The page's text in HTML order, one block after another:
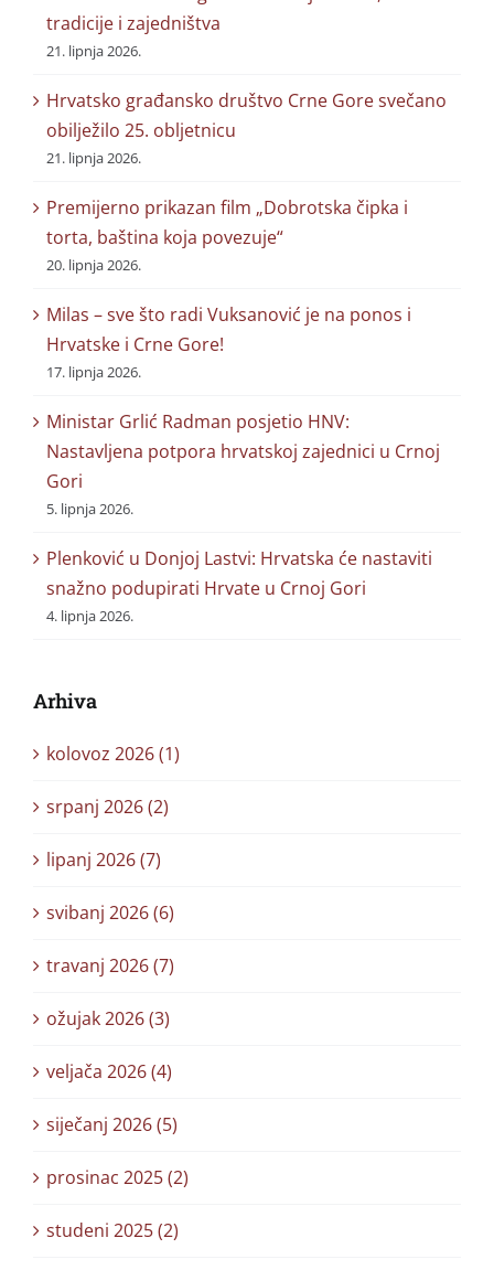
tradicije i zajedništva
21. lipnja 2026.
Hrvatsko građansko društvo Crne Gore svečano
obilježilo 25. obljetnicu
21. lipnja 2026.
Premijerno prikazan film „Dobrotska čipka i
torta, baština koja povezuje“
20. lipnja 2026.
Milas – sve što radi Vuksanović je na ponos i
Hrvatske i Crne Gore!
17. lipnja 2026.
Ministar Grlić Radman posjetio HNV:
Nastavljena potpora hrvatskoj zajednici u Crnoj
Gori
5. lipnja 2026.
Plenković u Donjoj Lastvi: Hrvatska će nastaviti
snažno podupirati Hrvate u Crnoj Gori
4. lipnja 2026.
Arhiva
kolovoz 2026 (1)
srpanj 2026 (2)
lipanj 2026 (7)
svibanj 2026 (6)
travanj 2026 (7)
ožujak 2026 (3)
veljača 2026 (4)
siječanj 2026 (5)
prosinac 2025 (2)
studeni 2025 (2)